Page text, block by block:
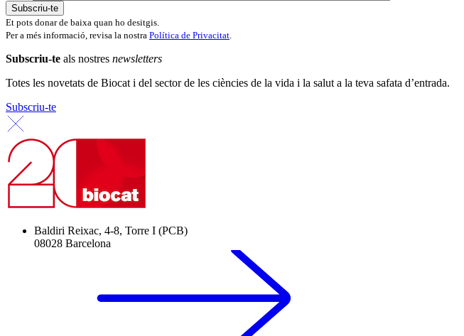
Et pots donar de baixa quan ho desitgis.
Per a més informació, revisa la nostra Política de Privacitat
Subscriu-te als nostres newsletters
Totes les novetats de Biocat i del sector de les ciències de la vida i la salut a la teva safata d’entrada.
Subscriu-te
Baldiri Reixac, 4-8, Torre I (PCB)
08028 Barcelona